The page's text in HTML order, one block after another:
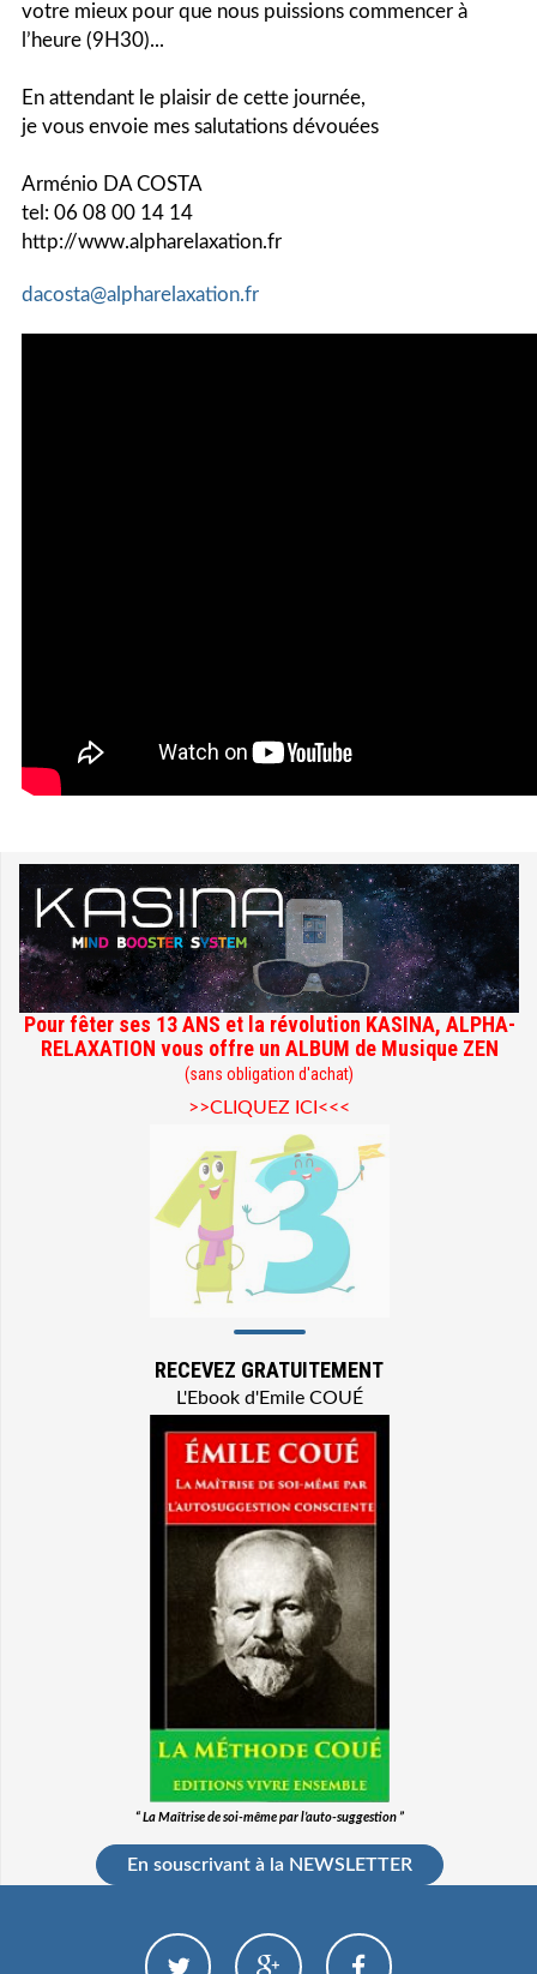
votre mieux pour que nous puissions commencer à
l’heure (9H30)...
En attendant le plaisir de cette journée,
je vous envoie mes salutations dévouées
Arménio DA COSTA
tel: 06 08 00 14 14
http://www.alpharelaxation.fr
dacosta@alpharelaxation.fr
Pour fêter ses 13 ANS et la révolution KASINA, ALPHA-
RELAXATION vous offre un ALBUM de Musique ZEN
(sans obligation d'achat)
>>CLIQUEZ ICI<<<
RECEVEZ GRATUITEMENT
L'Ebook d'Emile COUÉ
“ La Maîtrise de soi-même par l’auto-suggestion ”
En souscrivant à la NEWSLETTER